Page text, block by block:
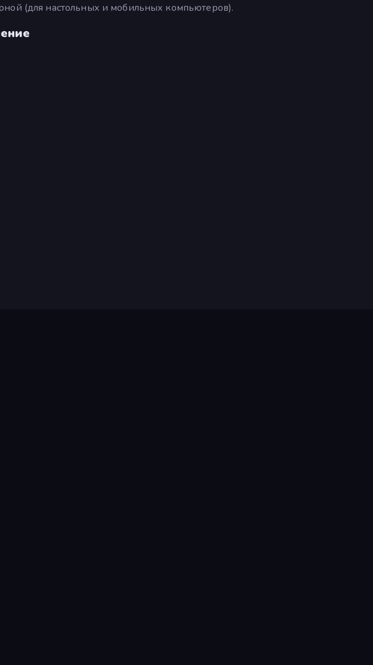
(для настольных и мобильных компьютеров).